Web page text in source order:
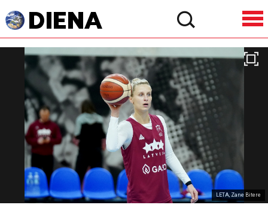
LETA, Zane Bitere